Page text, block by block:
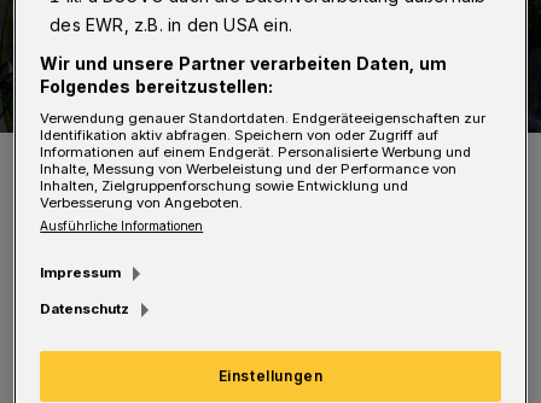
Das Stadion am Zoo aus der Luft.
Foto: Christoph Petersen
D
und Besucher war vom Deutschen
des EWR, z.B. in den USA ein.
Wir und unsere Partner verarbeiten Daten, um
Folgendes bereitzustellen:
Verwendung genauer Standortdaten. Endgeräteeigenschaften zur
Identifikation aktiv abfragen. Speichern von oder Zugriff auf
Informationen auf einem Endgerät. Personalisierte Werbung und
Inhalte, Messung von Werbeleistung und der Performance von
Inhalten, Zielgruppenforschung sowie Entwicklung und
Verbesserung von Angeboten.
Ausführliche Informationen
Impressum
Datenschutz
Einstellungen